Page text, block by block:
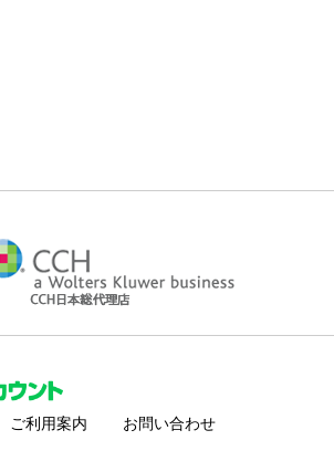
ご利用案内 お問い合わせ